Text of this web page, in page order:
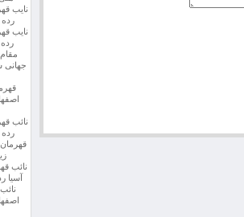
نایب
رده زیر 16
نایب
رده زیر 20
نائب
رده زیر 20
زیر 16 سال
نائب
آسیا رده زیر